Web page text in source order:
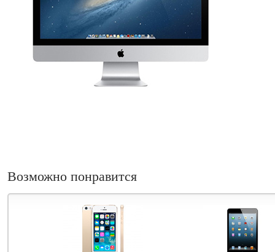
Возможно понравится